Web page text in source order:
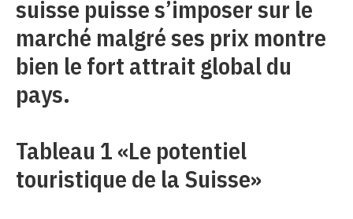
suisse puisse s’imposer sur le
marché malgré ses prix montre
bien le fort attrait global du
pays.
Tableau 1 «Le potentiel
touristique de la Suisse»